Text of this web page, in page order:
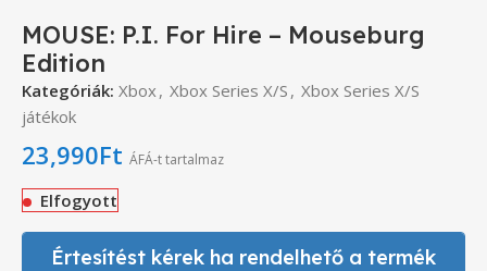
MOUSE: P.I. For Hire – Mouseburg
Edition
Kategóriák: Xbox , Xbox Series X/S , Xbox Series X/S
játékok
23,990Ft ÁFÁ-t tartalmaz
Elfogyott
Értesítést kérek ha rendelhető a termék